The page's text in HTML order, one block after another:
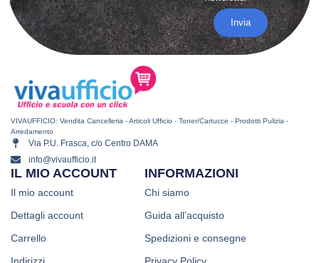
Invia
VIVAUFFICIO: Vendita Cancelleria - Articoli Ufficio - Toner/Cartucce - Prodotti Pulizia -
Arredamento
Via P.U. Frasca, c/o Centro DAMA
info@vivaufficio.it
INFORMAZIONI
Chi siamo
Guida all’acquisto
Spedizioni e consegne
IL MIO ACCOUNT
Il mio account
Dettagli account
Carrello